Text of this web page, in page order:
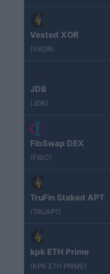
Vested XOR
(VXOR)
JDB
(JDB)
FibSwap DEX
(FIBO)
TruFin Staked APT
(TRUAPT)
kpk ETH Prime
(KPK ETH PRIME)